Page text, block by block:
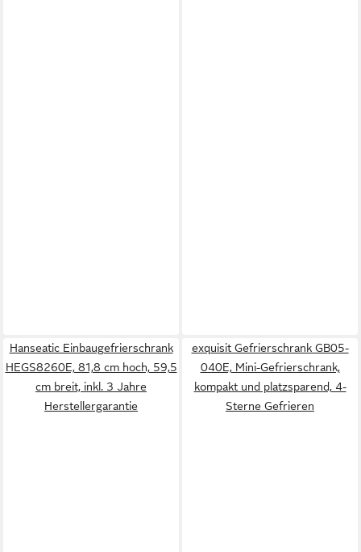
Hanseatic Einbaugefrierschrank
HEGS8260E, 81,8 cm hoch, 59,5
cm breit, inkl. 3 Jahre
Herstellergarantie
exquisit Gefrierschrank GB05-
040E, Mini-Gefrierschrank,
kompakt und platzsparend, 4-
Sterne Gefrieren